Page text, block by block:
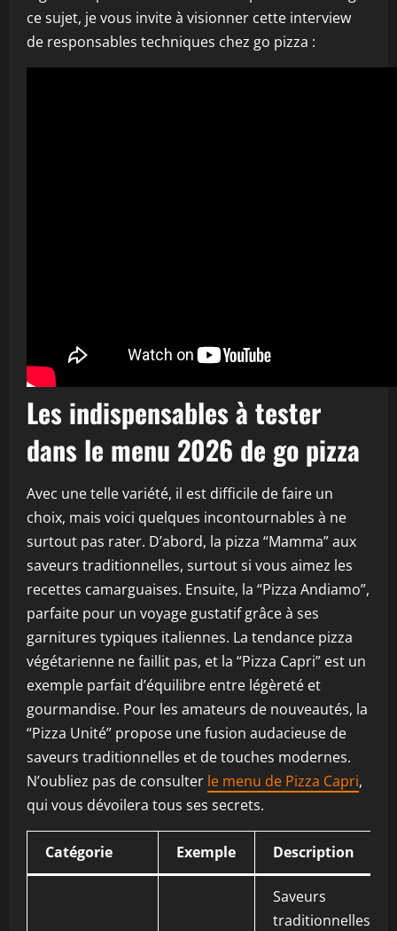
ce sujet, je vous invite à visionner cette interview
de responsables techniques chez go pizza :
Les indispensables à tester
dans le menu 2026 de go pizza
Avec une telle variété, il est difficile de faire un
choix, mais voici quelques incontournables à ne
surtout pas rater. D’abord, la pizza “Mamma” aux
saveurs traditionnelles, surtout si vous aimez les
recettes camarguaises. Ensuite, la “Pizza Andiamo”,
parfaite pour un voyage gustatif grâce à ses
garnitures typiques italiennes. La tendance pizza
végétarienne ne faillit pas, et la “Pizza Capri” est un
exemple parfait d’équilibre entre légèreté et
gourmandise. Pour les amateurs de nouveautés, la
“Pizza Unité” propose une fusion audacieuse de
saveurs traditionnelles et de touches modernes.
N’oubliez pas de consulter le menu de Pizza Capri,
qui vous dévoilera tous ses secrets.
Catégorie Exemple Description
Saveurs
traditionnelles